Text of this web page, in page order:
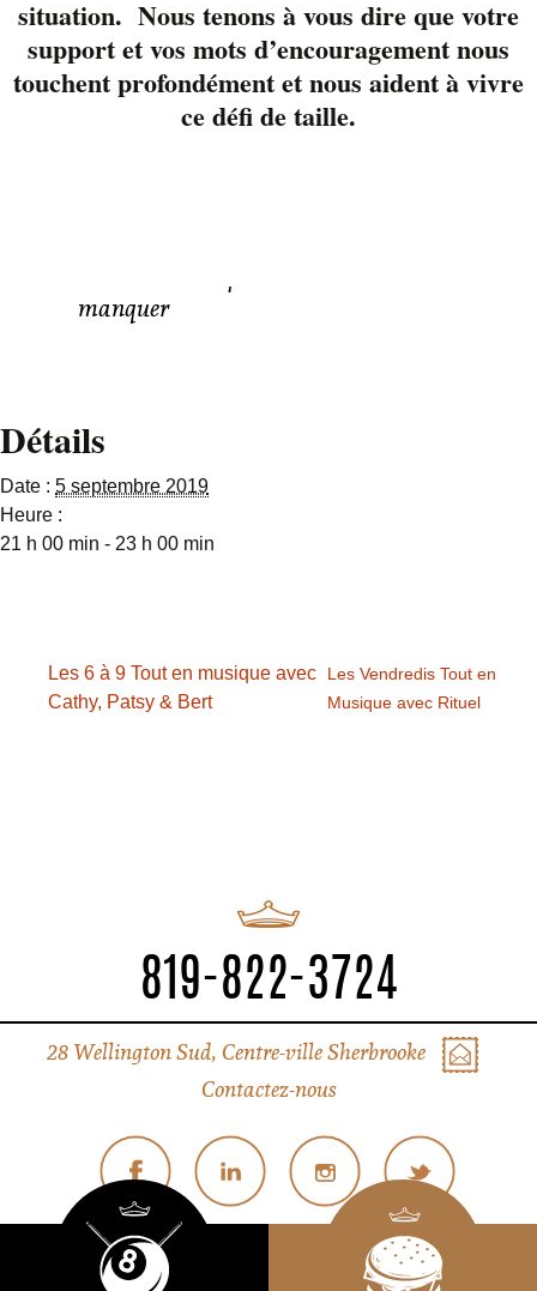
L2D sur place pour
coupe de cheveux et
taille de barbe
À l’achat d’un Forfait
coupe et bière à $35,
manquer
Détails
Date : 5 septembre 2019
Heure :
21 h 00 min - 23 h 00 min
Les 6 à 9 Tout en musique avec
Cathy, Patsy & Bert
Les Vendredis Tout en
Musique avec Rituel
819-822-3724
28 Wellington Sud, Centre-ville Sherbrooke
Contactez-nous
situation. Nous tenons à vous dire que votre
support et vos mots d’encouragement nous
touchent profondément et nous aident à vivre
ce défi de taille.